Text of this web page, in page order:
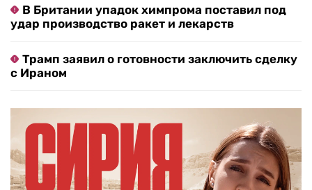
В Британии упадок химпрома поставил под
удар производство ракет и лекарств
Трамп заявил о готовности заключить сделку
с Ираном